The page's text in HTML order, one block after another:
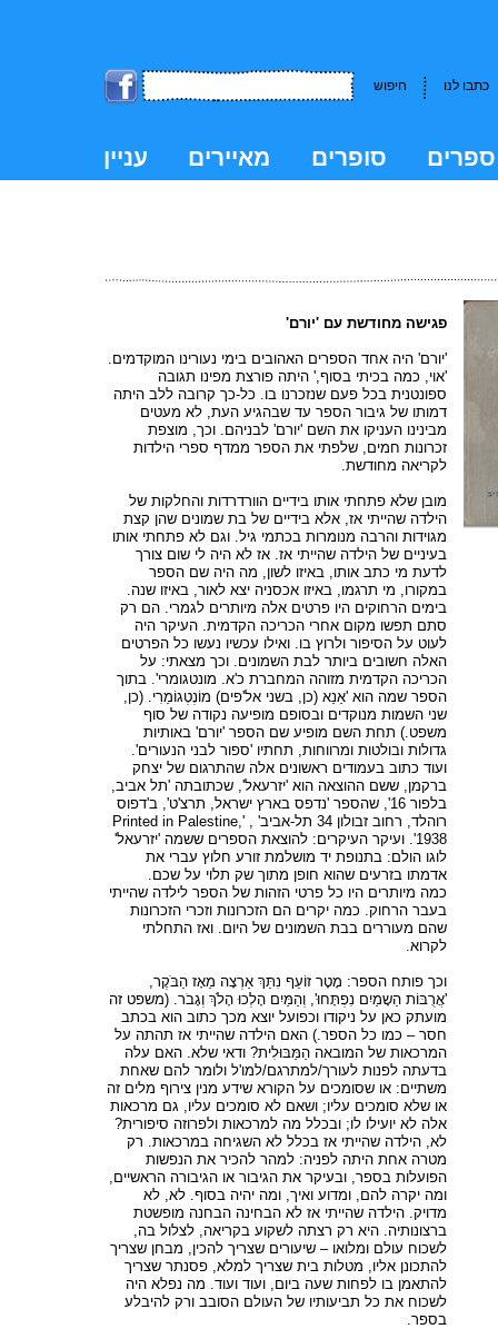
חיפוש כתבו לנו
ספרים סופרים מאיירים עניין
פגישה מחודשת עם 'יורם'
'יורם' היה אחד הספרים האהובים בימי נעורינו המוקדמים.
'אוי, כמה בכיתי בסוף,' היתה פורצת מפינו תגובה
ספונטנית בכל פעם שנזכרנו בו. כל-כך קרובה ללב היתה
דמותו של גיבור הספר עד שבהגיע העת, לא מעטים
מבינינו העניקו את השם 'יורם' לבניהם. וכך, מוצפת
זכרונות חמים, שלפתי את הספר ממדף ספרי הילדות
לקריאה מחודשת.
מובן שלא פתחתי אותו בידיים הוורדרדות והחלקות של
הילדה שהייתי אז, אלא בידיים של בת שמונים שהן קצת
מגוידות והרבה מנומרות בכתמי גיל. וגם לא פתחתי אותו
בעיניים של הילדה שהייתי אז. אז לא היה לי שום צורך
לדעת מי כתב אותו, באיזו לשון, מה היה שם הספר
במקורו, מי תרגמו, באיזו אכסניה יצא לאור, באיזו שנה.
בימים הרחוקים היו פרטים אלה מיותרים לגמרי. הם רק
סתם תפשו מקום אחרי הכריכה הקדמית. העיקר היה
לעוט על הסיפור ולרוץ בו. ואילו עכשיו נעשו כל הפרטים
האלה חשובים ביותר לבת השמונים. וכך מצאתי: על
הכריכה הקדמית מזוהה המחברת כ'א. מונטגומרי'. בתוך
הספר שמה הוא 'אַנַא (כן, בשני אל'פים) מוֹנְטְגוֹמֵרִי. (כן,
שני השמות מנוקדים ובסופם מופיעה נקודה של סוף
משפט.) תחת השם מופיע שם הספר 'יורם' באותיות
גדולות ובולטות ומרווחות, תחתיו 'ספור לבני הנעורים'.
ועוד כתוב בעמודים ראשונים אלה שהתרגום של יצחק
ברקמן, ששם ההוצאה הוא 'יזרעאל', שכתובתה 'תל אביב,
בלפור 16', שהספר 'נדפס בארץ ישראל, תרצ'ט', ב'דפוס
רוהלד, רחוב זבולון 34 תל-אביב' , 'Printed in Palestine,
1938'. ועיקר העיקרים: להוצאת הספרים ששמה 'יזרעאל'
לוגו הולם: בתנופת יד מושלמת זורע חלוץ עברי את
אדמתו בזרעים שהוא חופן מתוך שק תלוי על שכם.
כמה מיותרים היו כל פרטי הזהות של הספר לילדה שהייתי
בעבר הרחוק. כמה יקרים הם הזכרונות וזכרי הזכרונות
שהם מעוררים בבת השמונים של היום. ואז התחלתי
לקרוא.
וכך פותח הספר: מָטָר זוֹעֵף נִתַּךְ אַרְצָה מֵאָז הַבֹּקֶר,
'אֲרֻבּוֹת הַשָמַיִם נִפְתָּחוּ', וְהַמַּיִם הָלְכוּ הָלֹךְ וְגָבֹר. (משפט זה
מועתק כאן על ניקודו וכפועל יוצא מכך כתוב הוא בכתב
חסר – כמו כל הספר.) האם הילדה שהייתי אז תהתה על
המרכאות של המובאה הַמַּבּוּלִית? ודאי שלא. האם עלה
בדעתה לפנות לעורך/למתרגם/למו'ל ולומר להם שאחת
משתיים: או שסומכים על הקורא שידע מנין צירוף מלים זה
או שלא סומכים עליו; ושאם לא סומכים עליו, גם מרכאות
אלה לא יועילו לו; ובכלל מה למרכאות ולפרוזה סיפורית?
לא, הילדה שהייתי אז בכלל לא השגיחה במרכאות. רק
מטרה אחת היתה לפניה: למהר להכיר את הנפשות
הפועלות בספר, ובעיקר את הגיבור או הגיבורה הראשיים,
ומה יקרה להם, ומדוע ואיך, ומה יהיה בסוף. לא, לא
מדויק. הילדה שהייתי אז לא הבחינה הבחנה מופשטת
ברצונותיה. היא רק רצתה לשקוע בקריאה, לצלול בה,
לשכוח עולם ומלואו – שיעורים שצריך להכין, מבחן שצריך
להתכונן אליו, מטלות בית שצריך למלא, פסנתר שצריך
להתאמן בו לפחות שעה ביום, ועוד ועוד. מה נפלא היה
לשכוח את כל תביעותיו של העולם הסובב ורק להיבלע
בספר.